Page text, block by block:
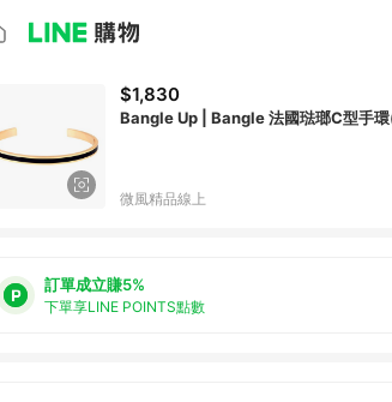
$1,830
Bangle Up | Bangle 法國琺瑯C型手
微風精品線上
訂單成立賺5%
下單享LINE POINTS點數